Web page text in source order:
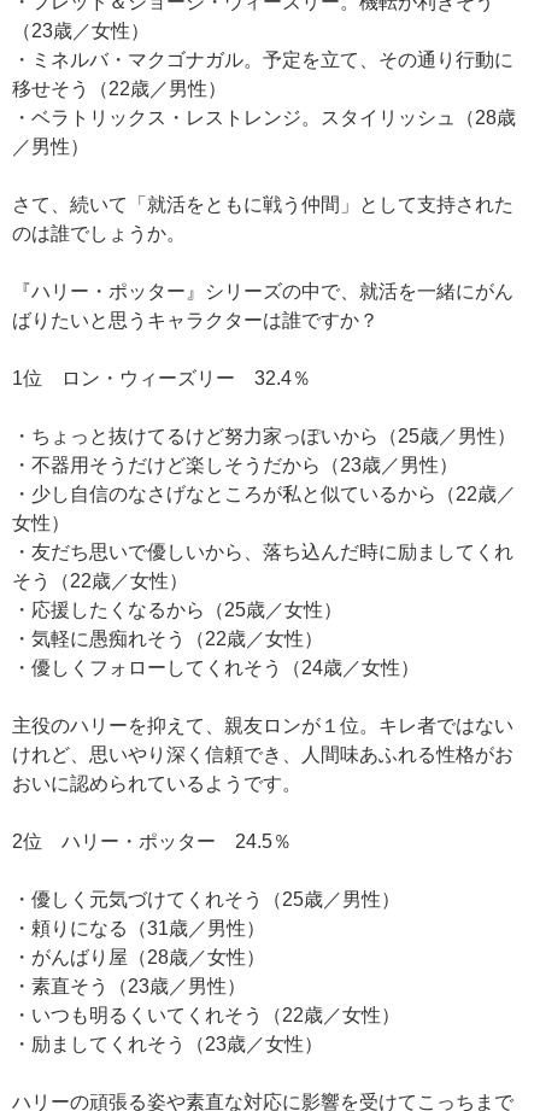
（23歳／女性）
・ミネルバ・マクゴナガル。予定を立て、その通り行動に
移せそう（22歳／男性）
・ベラトリックス・レストレンジ。スタイリッシュ（28歳
／男性）
さて、続いて「就活をともに戦う仲間」として支持された
のは誰でしょうか。
『ハリー・ポッター』シリーズの中で、就活を一緒にがん
ばりたいと思うキャラクターは誰ですか？
1位 ロン・ウィーズリー 32.4％
・ちょっと抜けてるけど努力家っぽいから（25歳／男性）
・不器用そうだけど楽しそうだから（23歳／男性）
・少し自信のなさげなところが私と似ているから（22歳／
女性）
・友だち思いで優しいから、落ち込んだ時に励ましてくれ
そう（22歳／女性）
・応援したくなるから（25歳／女性）
・気軽に愚痴れそう（22歳／女性）
・優しくフォローしてくれそう（24歳／女性）
主役のハリーを抑えて、親友ロンが１位。キレ者ではない
けれど、思いやり深く信頼でき、人間味あふれる性格がお
おいに認められているようです。
2位 ハリー・ポッター 24.5％
・優しく元気づけてくれそう（25歳／男性）
・頼りになる（31歳／男性）
・がんばり屋（28歳／女性）
・素直そう（23歳／男性）
・いつも明るくいてくれそう（22歳／女性）
・励ましてくれそう（23歳／女性）
ハリーの頑張る姿や素直な対応に影響を受けてこっちまで